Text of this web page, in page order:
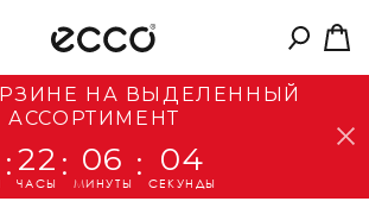
НА ВЫДЕЛЕННЫЙ
АССОРТИМЕНТ
:22
ЧАСЫ
: 06
МИНУТЫ
: 02
СЕКУНДЫ